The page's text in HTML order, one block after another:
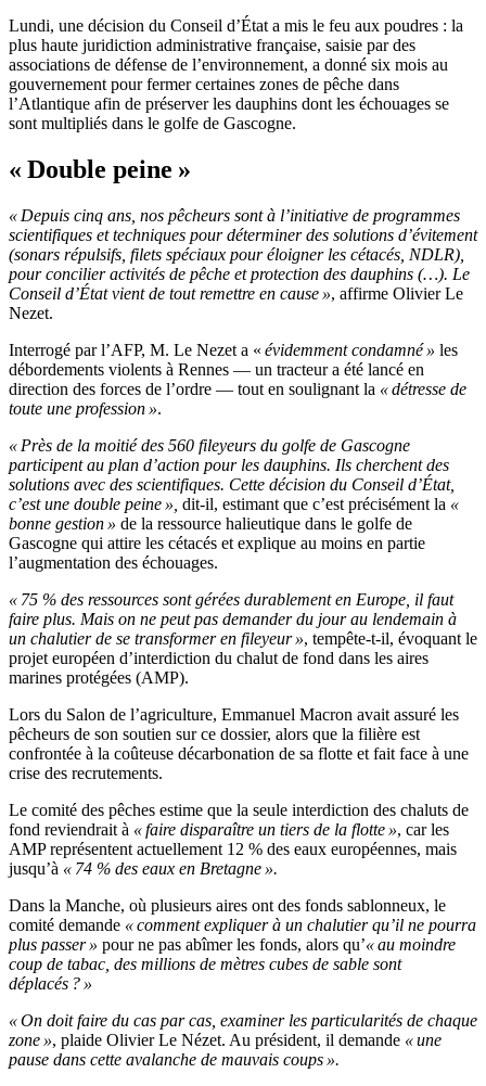
Lundi, une décision du Conseil d’État a mis le feu aux poudres : la
plus haute juridiction administrative française, saisie par des
associations de défense de l’environnement, a donné six mois au
gouvernement pour fermer certaines zones de pêche dans
l’Atlantique afin de préserver les dauphins dont les échouages se
sont multipliés dans le golfe de Gascogne.
« Double peine »
« Depuis cinq ans, nos pêcheurs sont à l’initiative de programmes
scientifiques et techniques pour déterminer des solutions d’évitement
(sonars répulsifs, filets spéciaux pour éloigner les cétacés, NDLR),
pour concilier activités de pêche et protection des dauphins (…). Le
Conseil d’État vient de tout remettre en cause », affirme Olivier Le
Nezet.
Interrogé par l’AFP, M. Le Nezet a « évidemment condamné » les
débordements violents à Rennes — un tracteur a été lancé en
direction des forces de l’ordre — tout en soulignant la « détresse de
toute une profession ».
« Près de la moitié des 560 fileyeurs du golfe de Gascogne
participent au plan d’action pour les dauphins. Ils cherchent des
solutions avec des scientifiques. Cette décision du Conseil d’État,
c’est une double peine », dit-il, estimant que c’est précisément la «
bonne gestion » de la ressource halieutique dans le golfe de
Gascogne qui attire les cétacés et explique au moins en partie
l’augmentation des échouages.
« 75 % des ressources sont gérées durablement en Europe, il faut
faire plus. Mais on ne peut pas demander du jour au lendemain à
un chalutier de se transformer en fileyeur », tempête-t-il, évoquant le
projet européen d’interdiction du chalut de fond dans les aires
marines protégées (AMP).
Lors du Salon de l’agriculture, Emmanuel Macron avait assuré les
pêcheurs de son soutien sur ce dossier, alors que la filière est
confrontée à la coûteuse décarbonation de sa flotte et fait face à une
crise des recrutements.
Le comité des pêches estime que la seule interdiction des chaluts de
fond reviendrait à « faire disparaître un tiers de la flotte », car les
AMP représentent actuellement 12 % des eaux européennes, mais
jusqu’à « 74 % des eaux en Bretagne ».
Dans la Manche, où plusieurs aires ont des fonds sablonneux, le
comité demande « comment expliquer à un chalutier qu’il ne pourra
plus passer » pour ne pas abîmer les fonds, alors qu’« au moindre
coup de tabac, des millions de mètres cubes de sable sont
déplacés ? »
« On doit faire du cas par cas, examiner les particularités de chaque
zone », plaide Olivier Le Nézet. Au président, il demande « une
pause dans cette avalanche de mauvais coups ».